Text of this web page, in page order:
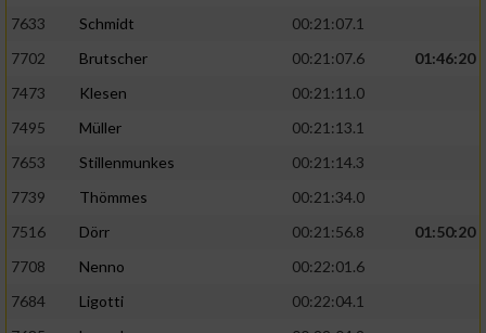
7633
Schmidt
00:21:07.1
7702
Brutscher 00:21:07.6
01:46:20
7473
Klesen
00:21:11.0
7495
Müller
00:21:13.1
7653
Stillenmunkes
00:21:14.3
7739
Thömmes
00:21:34.0
7516
Dörr 00:21:56.8
01:50:20
7708
Nenno
00:22:01.6
7684
Ligotti
00:22:04.1